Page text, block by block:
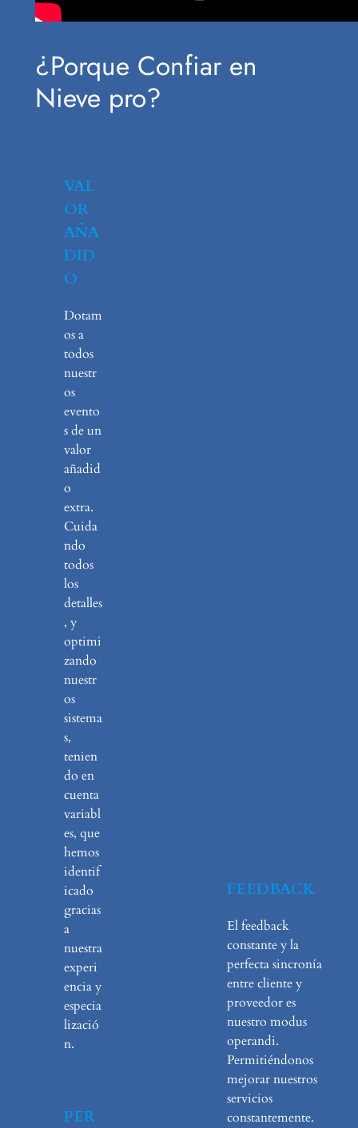
¿Porque Confiar en
Nieve pro?
VAL
OR
AÑA
DID
O
Dotam
os a
todos
nuestr
os
evento
s de un
valor
añadid
o
extra.
Cuida
ndo
todos
los
detalles
, y
optimi
zando
nuestr
os
sistema
s,
tenien
do en
cuenta
variabl
es, que
hemos
identif
icado
gracias
a
nuestra
experi
encia y
especia
lizació
n.
PER
FEEDBACK
El feedback
constante y la
perfecta sincronía
entre cliente y
proveedor es
nuestro modus
operandi.
Permitiéndonos
mejorar nuestros
servicios
constantemente.